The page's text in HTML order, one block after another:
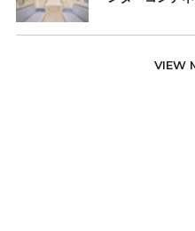
VIEW